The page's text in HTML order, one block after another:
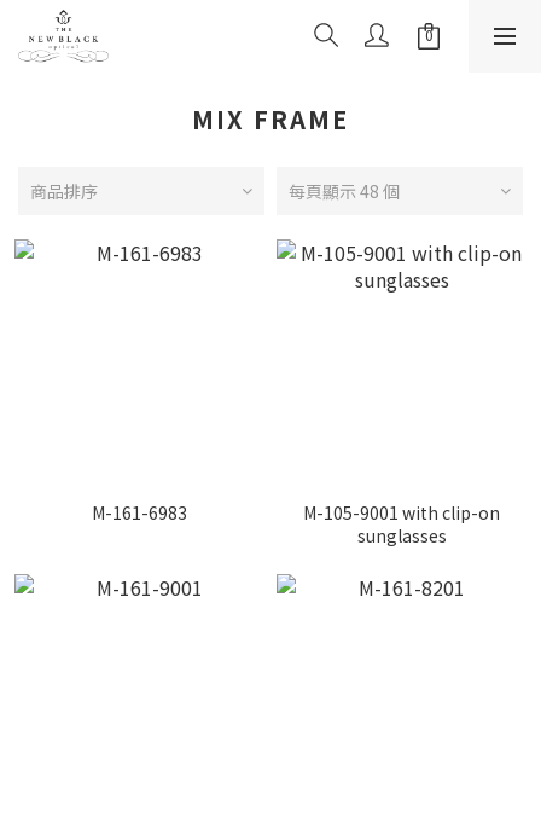
MIX FRAME
商品排序 每頁顯示 48 個
M-161-6983
M-105-9001 with clip-on
sunglasses